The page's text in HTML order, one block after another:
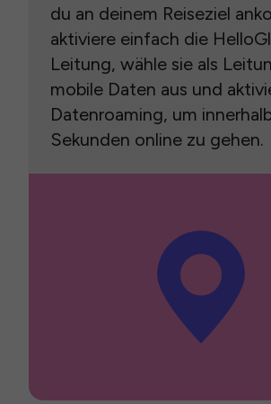
du an deinem Reiseziel
aktiviere einfach die
Leitung, wähle sie als
mobile Daten aus und
Datenroaming, um
Sekunden online zu gehen.